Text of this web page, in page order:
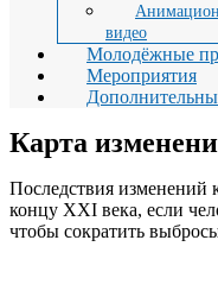
видео
Молодёжные
Мероприятия
Карта
Последствия изменений
концу XXI века, если
чтобы сократить